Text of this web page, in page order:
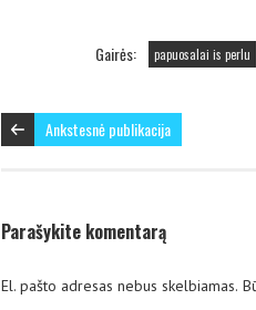
Gairės: papuosalai is perlu
Ankstesnė publikacija
Parašykite komentarą
El. pašto adresas nebus skelbiamas.